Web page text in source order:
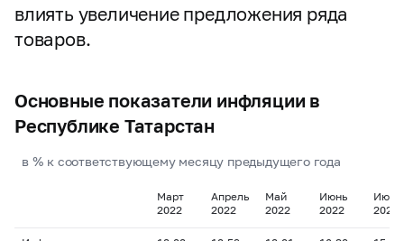
влиять увеличение предложения ряда
товаров.
Основные показатели инфляции в
Республике Татарстан
в % к соответствующему месяцу предыдущего года
Март
2022
Апрель
2022
Май
2022
Июнь
2022
Июль
2022